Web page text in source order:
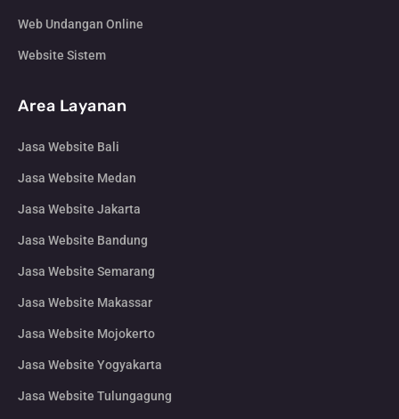
Web Undangan Online
Website Sistem
Area Layanan
Jasa Website Bali
Jasa Website Medan
Jasa Website Jakarta
Jasa Website Bandung
Jasa Website Semarang
Jasa Website Makassar
Jasa Website Mojokerto
Jasa Website Yogyakarta
Jasa Website Tulungagung